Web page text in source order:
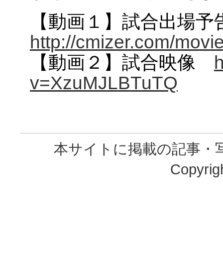
【動画１】試合出場
http://cmizer.com/
【動画２】試合映像
v=XzuMJLBTuTQ
本サイトに掲載の記事・